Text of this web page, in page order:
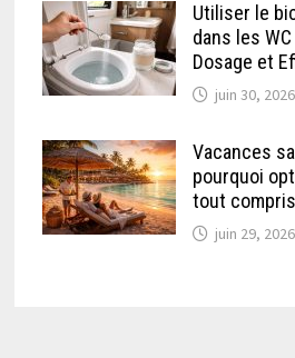
Utiliser le
dans les
Dosage et
juin 30, 2026
Vacances
pourquoi
tout
juin 29, 2026